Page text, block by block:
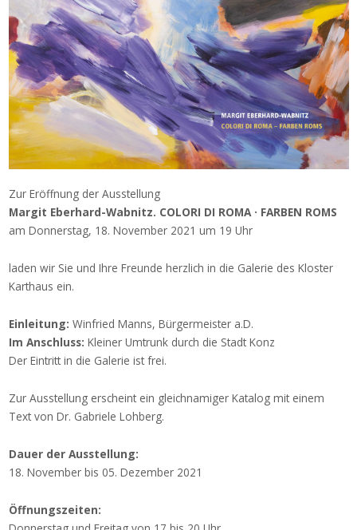
Zur Eröffnung der Ausstellung
Margit Eberhard-Wabnitz. COLORI DI ROMA · FARBEN ROMS
am Donnerstag, 18. November 2021 um 19 Uhr
laden wir Sie und Ihre Freunde herzlich in die Galerie des Kloster
Karthaus ein.
Einleitung: Winfried Manns, Bürgermeister a.D.
Im Anschluss: Kleiner Umtrunk durch die Stadt Konz
Der Eintritt in die Galerie ist frei.
Zur Ausstellung erscheint ein gleichnamiger Katalog mit einem
Text von Dr. Gabriele Lohberg.
Dauer der Ausstellung:
18. November bis 05. Dezember 2021
Öffnungszeiten: